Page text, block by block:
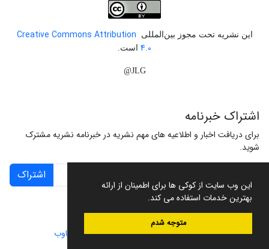
این وب سایت از کوکی ها برای اطمینان از ارائه
بهترین خدمات استفاده می کند.
متوجه شدم
این نشریه تحت مجوز بین‌المللی
Creative Commons Attribution
4.0 است.
JLG@
اشتراک خبرنامه
برای دریافت اخبار و اطلاعیه های مهم نشریه در خبرنامه نشریه مشترک
شوید.
اشتراک
سامانه مدیریت نشریات علمی.طراحی و پیاده سازی از سیناوب